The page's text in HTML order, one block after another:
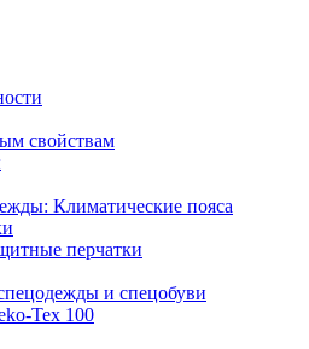
свойствам
Климатические пояса
перчатки
и спецобуви
Tex 100